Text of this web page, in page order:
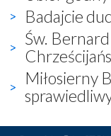
Badajcie
Św.
Miłosierny